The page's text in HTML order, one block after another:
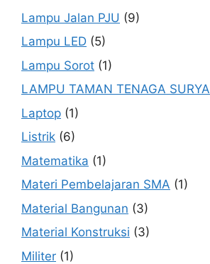
Lampu Jalan PJU (9)
Lampu LED (5)
Lampu Sorot (1)
LAMPU TAMAN TENAGA SURYA
Laptop (1)
Listrik (6)
Matematika (1)
Materi Pembelajaran SMA (1)
Material Bangunan (3)
Material Konstruksi (3)
Militer (1)